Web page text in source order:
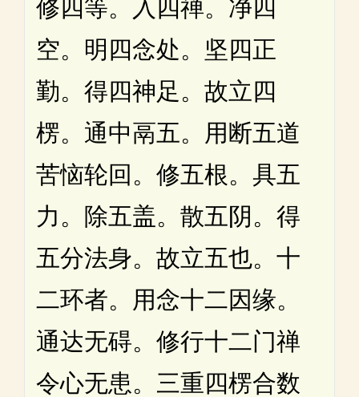
修四等。入四禅。净四
空。明四念处。坚四正
勤。得四神足。故立四
楞。通中鬲五。用断五道
苦恼轮回。修五根。具五
力。除五盖。散五阴。得
五分法身。故立五也。十
二环者。用念十二因缘。
通达无碍。修行十二门禅
令心无患。三重四楞合数